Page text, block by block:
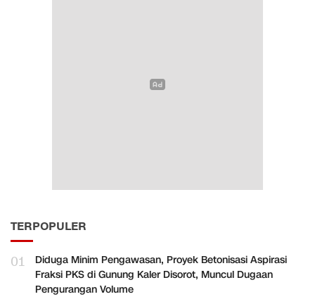
TERPOPULER
01
Diduga Minim Pengawasan, Proyek Betonisasi Aspirasi
Fraksi PKS di Gunung Kaler Disorot, Muncul Dugaan
Pengurangan Volume